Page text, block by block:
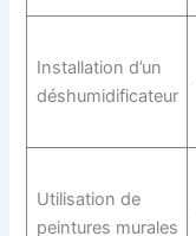
Installation d’un
déshumidificateur
Utilisation de
peintures murales